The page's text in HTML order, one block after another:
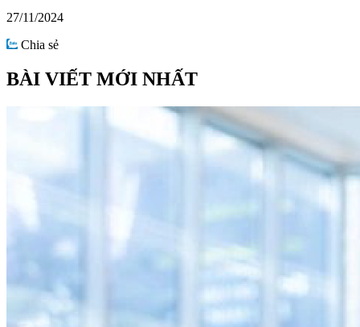
27/11/2024
Chia sẻ
BÀI VIẾT MỚI NHẤT